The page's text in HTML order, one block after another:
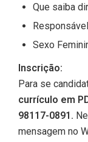
Que saiba
Sexo
Inscrição:
Para se
currículo em
98117-0891.
mensagem no